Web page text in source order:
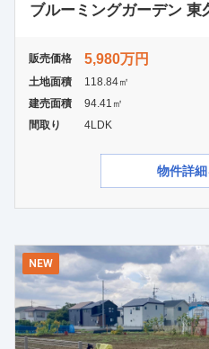
ブルーミングガーデン 東
販売価格 5,980万円
土地面積
118.84㎡
建売面積
94.41㎡
間取り
4LDK
物件詳
NEW